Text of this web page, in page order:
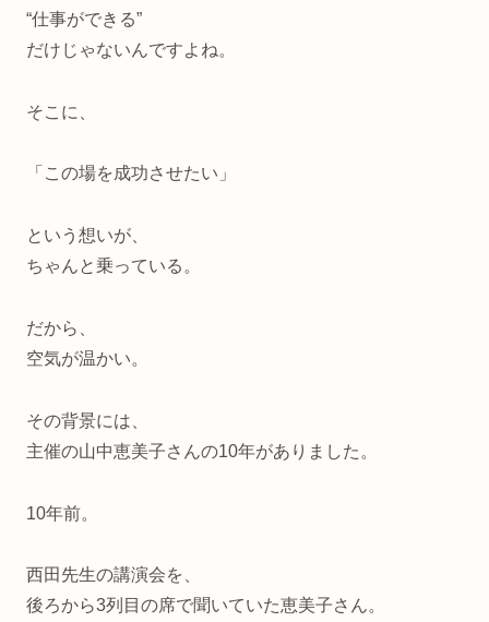
“仕事ができる”
だけじゃないんですよね。
そこに、
「この場を成功させたい」
という想いが、
ちゃんと乗っている。
だから、
空気が温かい。
その背景には、
主催の山中恵美子さんの10年がありました。
10年前。
西田先生の講演会を、
後ろから3列目の席で聞いていた恵美子さん。